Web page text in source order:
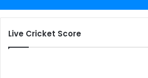
Live Cricket Score